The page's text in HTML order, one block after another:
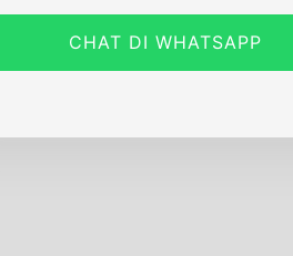
CHAT DI WHATSAPP